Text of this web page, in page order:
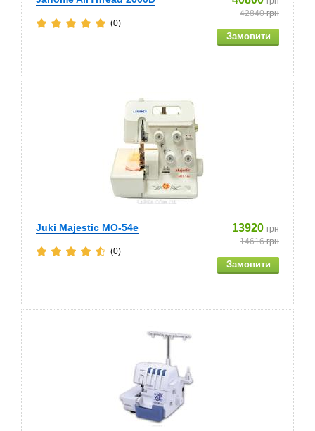
42840грн
(0)
Juki Majestic MO-54e 13920 грн
14616грн
(0)